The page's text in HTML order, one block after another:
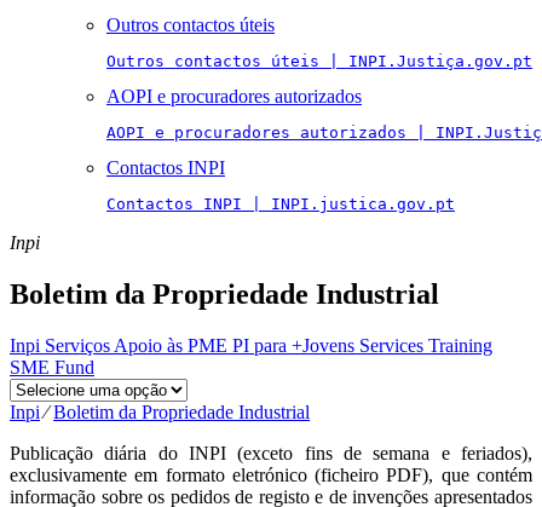
Outros contactos úteis
Outros contactos úteis | INPI.Justiça.gov.pt
AOPI e procuradores autorizados
AOPI e procuradores autorizados |
Contactos INPI
Contactos INPI | INPI.justica.gov.pt
Inpi
Boletim da Propriedade Industrial
Inpi Serviços Apoio às PME PI para +Jovens Services Training
SME Fund
Inpi⁄Boletim da Propriedade Industrial
Publicação diária do INPI (exceto fins de semana e feriados),
exclusivamente em formato eletrónico (ficheiro PDF), que contém
informação sobre os pedidos de registo e de invenções apresentados